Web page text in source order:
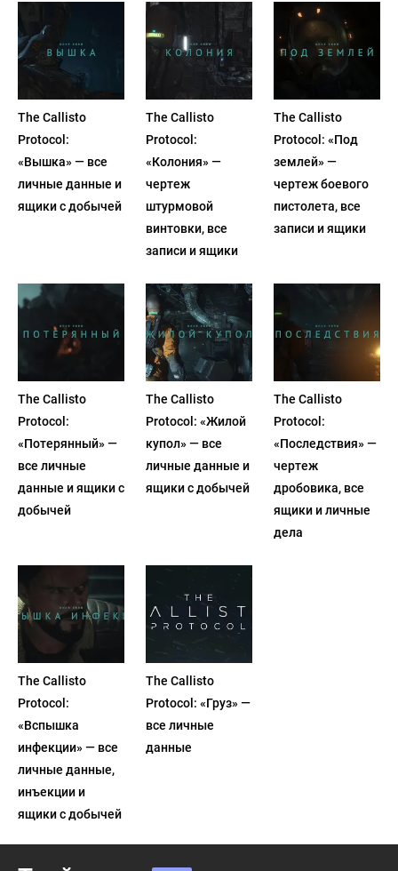
The Callisto
Protocol:
«Вышка» — все
личные данные и
ящики с добычей
The Callisto
Protocol:
«Колония» —
чертеж
штурмовой
винтовки, все
записи и ящики
The Callisto
Protocol: «Под
землей» —
чертеж боевого
пистолета, все
записи и ящики
The Callisto
Protocol:
«Потерянный» —
все личные
данные и ящики с
добычей
The Callisto
Protocol: «Жилой
купол» — все
личные данные и
ящики с добычей
The Callisto
Protocol:
«Последствия» —
чертеж
дробовика, все
ящики и личные
дела
The Callisto
Protocol:
«Вспышка
инфекции» — все
личные данные,
инъекции и
ящики с добычей
The Callisto
Protocol: «Груз» —
все личные
данные